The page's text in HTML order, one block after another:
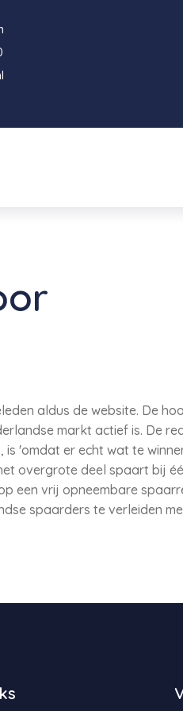
aldus de website. De
markt actief is. De
'omdat er echt wat te
overgrote deel spaart bij
een vrij opneembare
spaarders te verleiden